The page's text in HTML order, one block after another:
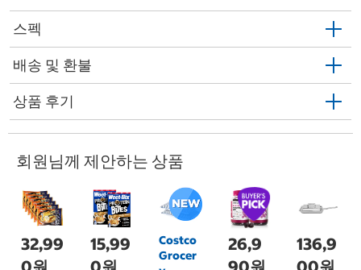
스펙
배송 및 환불
상품 후기
회원님께 제안하는 상품
32,99
15,99
Costco
Grocer
26,9
136,9